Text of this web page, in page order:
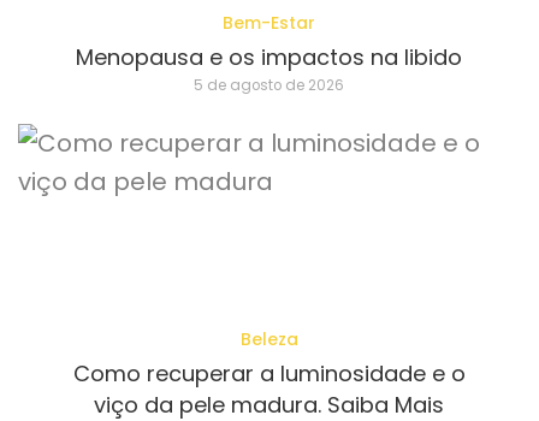
Bem-Estar
Menopausa e os impactos na libido
5 de agosto de 2026
Beleza
Como recuperar a luminosidade e o
viço da pele madura. Saiba Mais